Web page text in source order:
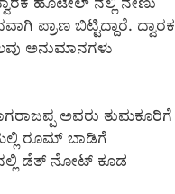
ಪ್ರಾಣ ಬಿಟ್ಟಿದ್ದಾರೆ. ದ್ವಾರಕ
ಅನುಮಾನಗಳು
ಅವರು ತುಮಕೂರಿಗೆ
ರೂಮ್ ಬಾಡಿಗೆ
ಡೆತ್ ನೋಟ್ ಕೂಡ